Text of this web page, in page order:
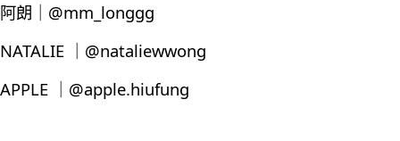
阿朗｜@mm_longgg
NATALIE ｜@nataliewwong
APPLE ｜@apple.hiufung